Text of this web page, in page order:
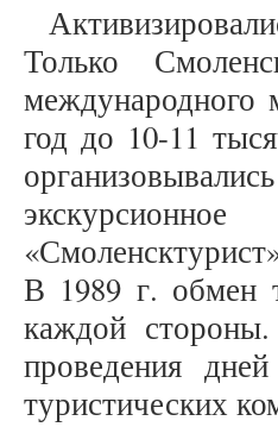
Только
международного
год до 10-11
В 1989 г. обмен
каждой
проведения
туристических